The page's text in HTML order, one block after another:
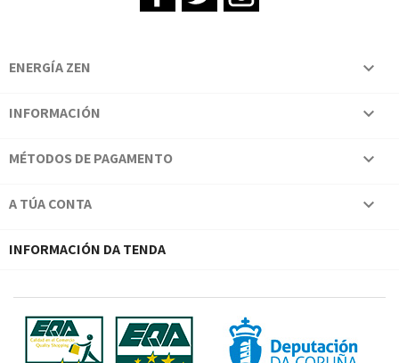
ENERGÍA ZEN 
INFORMACIÓN 
MÉTODOS DE PAGAMENTO 
A TÚA CONTA 
INFORMACIÓN DA TENDA